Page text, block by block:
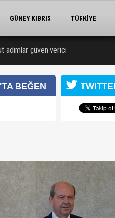
GÜNEY KIBRIS TÜRKİYE
adımlar güven verici
istişare süreciyle başlıyor
BEĞEN